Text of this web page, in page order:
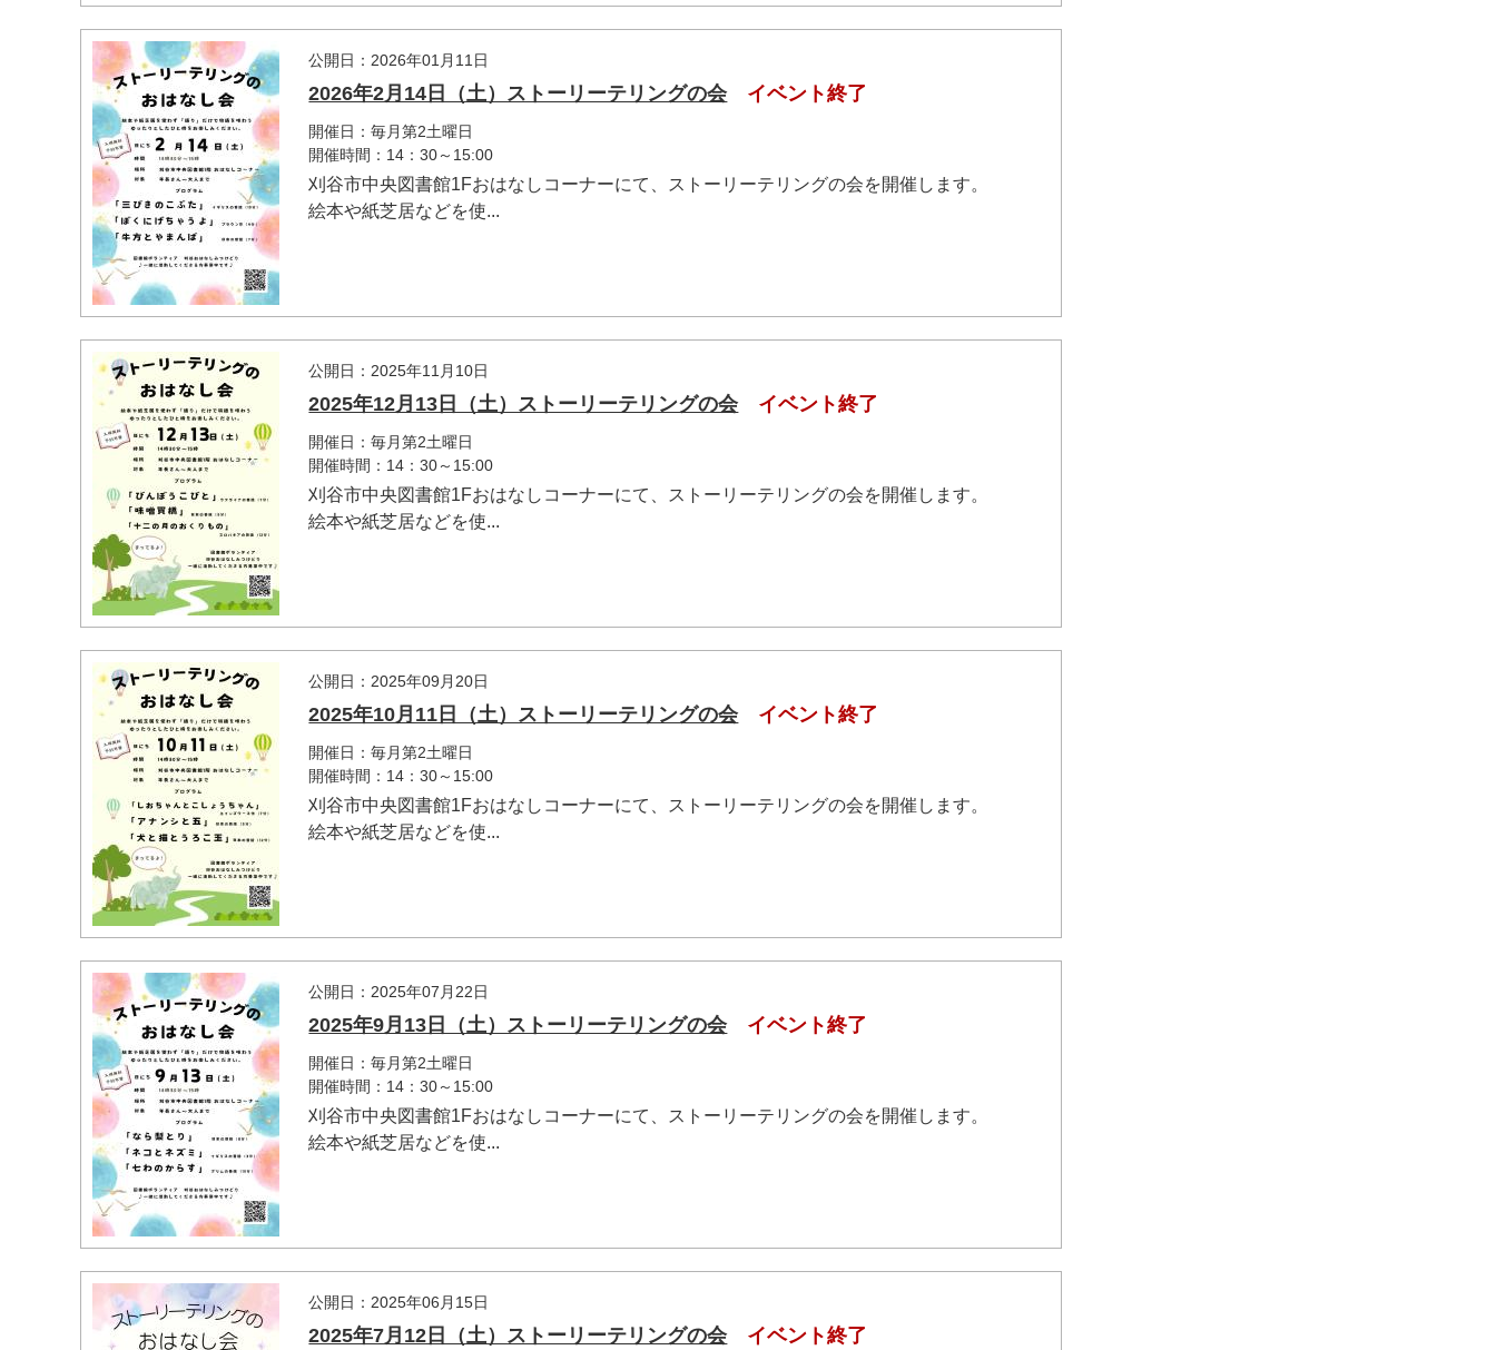
公開日：2026年01月11日
2026年2月14日（土）ストーリーテリングの会 イベント終了
開催日：毎月第2土曜日
開催時間：14：30～15:00
刈谷市中央図書館1Fおはなしコーナーにて、ストーリーテリングの会を開催します。
絵本や紙芝居などを使...
公開日：2025年11月10日
2025年12月13日（土）ストーリーテリングの会 イベント終了
開催日：毎月第2土曜日
開催時間：14：30～15:00
刈谷市中央図書館1Fおはなしコーナーにて、ストーリーテリングの会を開催します。
絵本や紙芝居などを使...
公開日：2025年09月20日
2025年10月11日（土）ストーリーテリングの会 イベント終了
開催日：毎月第2土曜日
開催時間：14：30～15:00
刈谷市中央図書館1Fおはなしコーナーにて、ストーリーテリングの会を開催します。
絵本や紙芝居などを使...
公開日：2025年07月22日
2025年9月13日（土）ストーリーテリングの会 イベント終了
開催日：毎月第2土曜日
開催時間：14：30～15:00
刈谷市中央図書館1Fおはなしコーナーにて、ストーリーテリングの会を開催します。
絵本や紙芝居などを使...
公開日：2025年06月15日
2025年7月12日（土）ストーリーテリングの会 イベント終了